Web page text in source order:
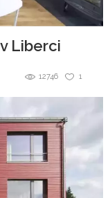
Liberci
1
12746